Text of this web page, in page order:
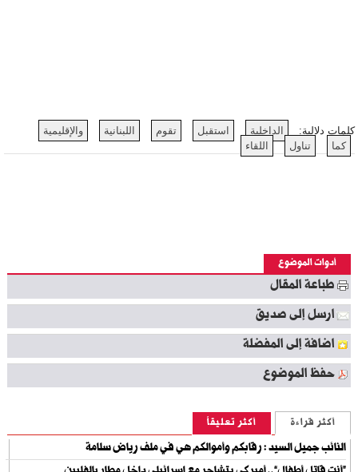
كلمات دلالية: الداخلية استقبل تقوم اللبنانية
والإقليمية
كما
تناول اللقاء
أدوات الموضوع
طباعة المقال
ارسل إلى صديق
اضافة إلى المفضلة
حفظ الموضوع
أكثر قراءة أكثر تعليقاً
النائب جميل السيد : رقابكم وأموالكم هي في ملف رياض سلامة